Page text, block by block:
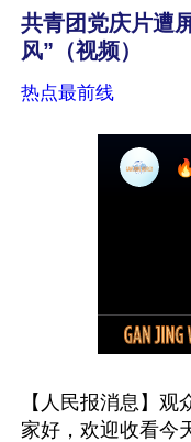
共青团党庆片遭
风”（视频）
热点最前线
【人民报消息】观
家好，欢迎收看今